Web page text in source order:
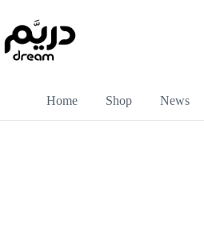
Home Shop News